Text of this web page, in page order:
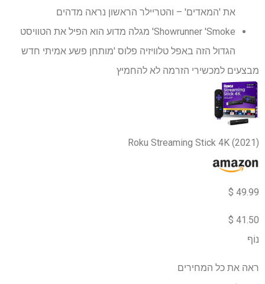
את 'המאדים' – והטריילר הראשון נראה מדהים
Showrunner 'Smoke' מגלה מדוע הוא הפיל את הטוויסט
הגדול הזה באפל טלוויזיה פלוס 'מותחן פשע אמיתי חדש
מבצעים למכשירי הזרמה לא להחמיץ
Roku Streaming Stick 4K (2021)
49.99 $
41.50 $
נוֹף
ראה את כל המחירים